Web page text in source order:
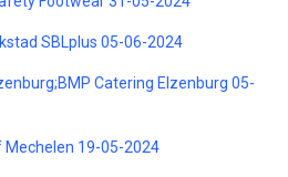
SBLplus 05-06-2024
Catering Elzenburg 05-
Mechelen 19-05-2024